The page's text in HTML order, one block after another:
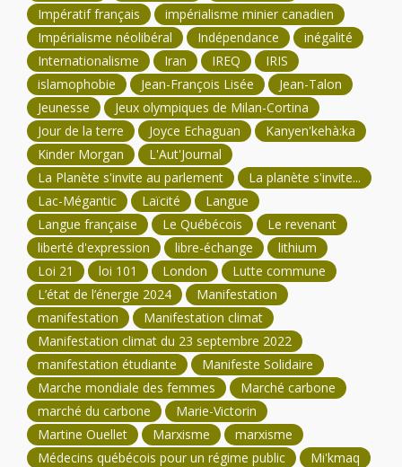
Impératif français
impérialisme minier canadien
Impérialisme néolibéral
Indépendance
inégalité
Internationalisme
Iran IREQ
IRIS
islamophobie
Jean-François Lisée
Jean-Talon
Jeunesse
Jeux olympiques de Milan-Cortina
Jour de la terre
Joyce Echaguan
Kanyen'kehà:ka
Kinder Morgan
L'Aut'Journal
La Planète s'invite au parlement
La planète s'invite...
Lac-Mégantic
Laïcité
Langue
Langue française
Le Québécois
Le revenant
liberté d'expression
libre-échange
lithium
Loi 21
loi 101 London
Lutte commune
L’état de l’énergie 2024
Manifestation
manifestation
Manifestation climat
Manifestation climat du 23 septembre 2022
manifestation étudiante
Manifeste Solidaire
Marche mondiale des femmes
Marché carbone
marché du carbone
Marie-Victorin
Martine Ouellet
Marxisme
marxisme
Médecins québécois pour un régime public
Mi'kmaq